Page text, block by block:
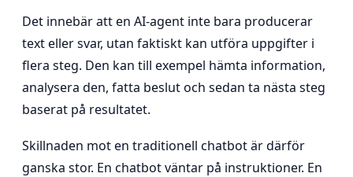
Det innebär att en AI-agent inte bara producerar
text eller svar, utan faktiskt kan utföra uppgifter i
flera steg. Den kan till exempel hämta information,
analysera den, fatta beslut och sedan ta nästa steg
baserat på resultatet.
Skillnaden mot en traditionell chatbot är därför
ganska stor. En chatbot väntar på instruktioner. En